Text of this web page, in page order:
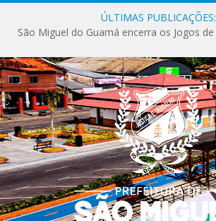
ÚLTIMAS PUBLICAÇÕES: